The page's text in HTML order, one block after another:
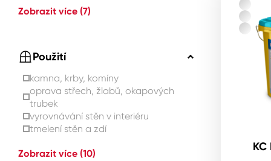
Zobrazit více (7)
Použití
kamna, krby, komíny
oprava střech, žlabů, okapových
trubek
vyrovnávání stěn v interiéru
tmelení stěn a zdí
Zobrazit více (10)
KC